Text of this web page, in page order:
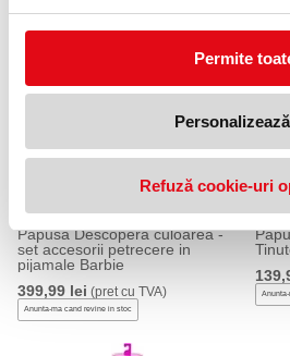
Permite
Personalizează
Refuză cookie-uri
Papusa Descopera culoarea -
set accesorii petrecere in
pijamale Barbie
399,99 lei (pret cu TVA)
Anunta-ma cand revine in stoc